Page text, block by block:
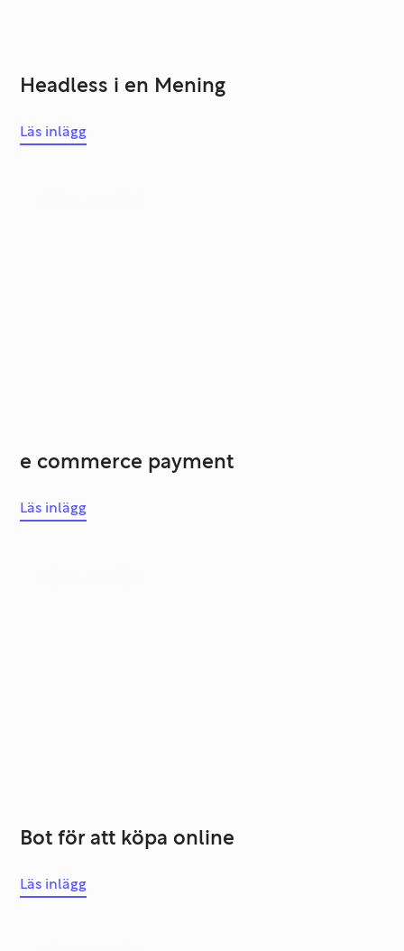
Headless i en Mening
Läs inlägg
e commerce payment
Läs inlägg
Bot för att köpa online
Läs inlägg